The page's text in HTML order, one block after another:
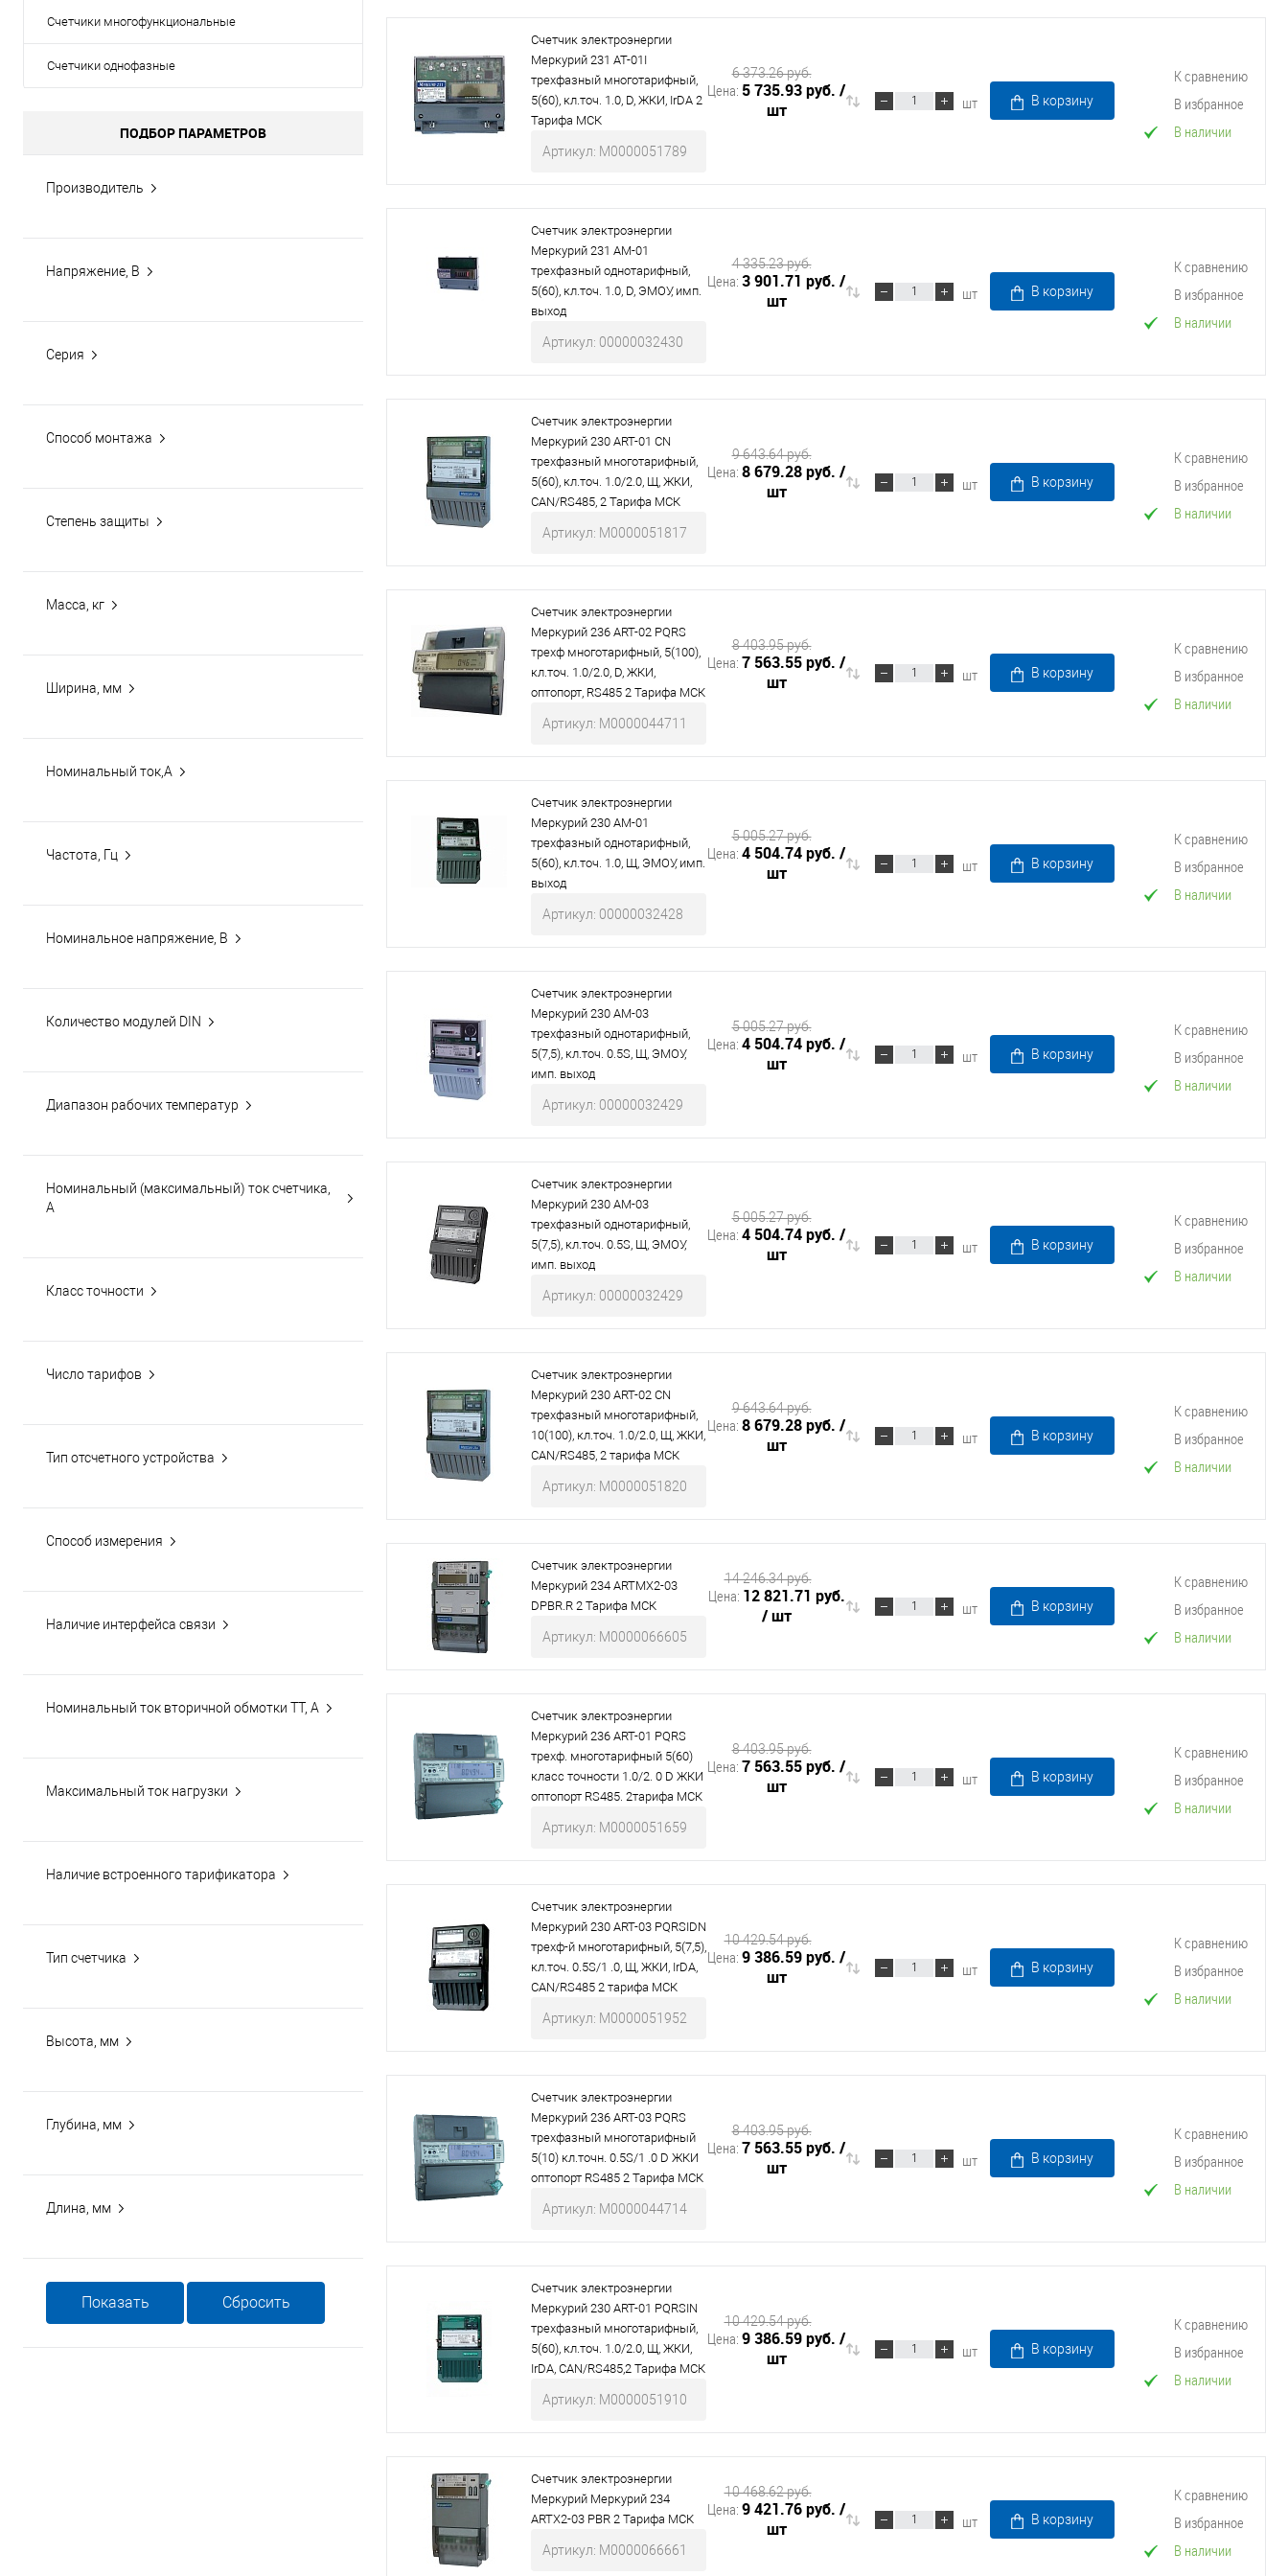
Электромонтажные изделия
Счетчики многофункциональные
Счетчики однофазные
ПОДБОР ПАРАМЕТРОВ
Производитель
Напряжение, В
Серия
Способ монтажа
Степень защиты
Масса, кг
Ширина, мм
Номинальный ток,А
Частота, Гц
Номинальное напряжение, В
Количество модулей DIN
Диапазон рабочих температур
Номинальный (максимальный) ток счетчика,
А
Класс точности
Число тарифов
Тип отсчетного устройства
Способ измерения
Наличие интерфейса связи
Номинальный ток вторичной обмотки ТТ, А
Максимальный ток нагрузки
Наличие встроенного тарификатора
Тип счетчика
Высота, мм
Глубина, мм
Длина, мм
Счетчик электроэнергии
Меркурий 231 АТ-01I
трехфазный многотарифный,
5(60), кл.точ. 1.0, D, ЖКИ, IrDA 2
Тарифа МСК
Артикул: М0000051789
Цена: 5 735.93 руб. /
шт
6 373.26 руб.
шт В корзину
К сравнению
В избранное
В наличии
Счетчик электроэнергии
Меркурий 231 АМ-01
трехфазный однотарифный,
5(60), кл.точ. 1.0, D, ЭМОУ, имп.
выход
Артикул: 00000032430
Цена: 3 901.71 руб. /
шт
4 335.23 руб.
шт В корзину
К сравнению
В избранное
В наличии
Счетчик электроэнергии
Меркурий 230 АRT-01 СN
трехфазный многотарифный,
5(60), кл.точ. 1.0/2.0, Щ, ЖКИ,
CAN/RS485, 2 Тарифа МСК
Артикул: М0000051817
Цена: 8 679.28 руб. /
шт
9 643.64 руб.
шт В корзину
К сравнению
В избранное
В наличии
Счетчик электроэнергии
Меркурий 236 АRT-02 PQRS
трехф многотарифный, 5(100),
кл.точ. 1.0/2.0, D, ЖКИ,
оптопорт, RS485 2 Тарифа МСК
Артикул: М0000044711
Цена: 7 563.55 руб. /
шт
8 403.95 руб.
шт В корзину
К сравнению
В избранное
В наличии
Счетчик электроэнергии
Меркурий 230 АМ-01
трехфазный однотарифный,
5(60), кл.точ. 1.0, Щ, ЭМОУ, имп.
выход
Артикул: 00000032428
Цена: 4 504.74 руб. /
шт
5 005.27 руб.
шт В корзину
К сравнению
В избранное
В наличии
Счетчик электроэнергии
Меркурий 230 АМ-03
трехфазный однотарифный,
5(7,5), кл.точ. 0.5S, Щ, ЭМОУ,
имп. выход
Артикул: 00000032429
Цена: 4 504.74 руб. /
шт
5 005.27 руб.
шт В корзину
К сравнению
В избранное
В наличии
Счетчик электроэнергии
Меркурий 230 АМ-03
трехфазный однотарифный,
5(7,5), кл.точ. 0.5S, Щ, ЭМОУ,
имп. выход
Артикул: 00000032429
Цена: 4 504.74 руб. /
шт
5 005.27 руб.
шт В корзину
К сравнению
В избранное
В наличии
Счетчик электроэнергии
Меркурий 230 АRT-02 СN
трехфазный многотарифный,
10(100), кл.точ. 1.0/2.0, Щ, ЖКИ,
CAN/RS485, 2 тарифа МСК
Артикул: М0000051820
Цена: 8 679.28 руб. /
шт
9 643.64 руб.
шт В корзину
К сравнению
В избранное
В наличии
Счетчик электроэнергии
Меркурий 234 ARTMX2-03
DPBR.R 2 Тарифа МСК
Артикул: М0000066605
Цена: 12 821.71 руб.
/ шт
14 246.34 руб.
шт В корзину
К сравнению
В избранное
В наличии
Счетчик электроэнергии
Меркурий 236 АRT-01 PQRS
трехф. многотарифный 5(60)
класс точности 1.0/2. 0 D ЖКИ
оптопорт RS485. 2тарифа МСК
Артикул: М0000051659
Цена: 7 563.55 руб. /
шт
8 403.95 руб.
шт В корзину
К сравнению
В избранное
В наличии
Счетчик электроэнергии
Меркурий 230 АRT-03 PQRSIDN
трехф-й многотарифный, 5(7,5),
кл.точ. 0.5S/1 .0, Щ, ЖКИ, IrDA,
CAN/RS485 2 тарифа МСК
Артикул: М0000051952
Цена: 9 386.59 руб. /
шт
10 429.54 руб.
шт В корзину
К сравнению
В избранное
В наличии
Счетчик электроэнергии
Меркурий 236 АRT-03 PQRS
трехфазный многотарифный
5(10) кл.точн. 0.5S/1 .0 D ЖКИ
оптопорт RS485 2 Тарифа МСК
Артикул: М0000044714
Цена: 7 563.55 руб. /
шт
8 403.95 руб.
шт В корзину
К сравнению
В избранное
В наличии
Счетчик электроэнергии
Меркурий 230 АRT-01 PQRSIN
трехфазный многотарифный,
5(60), кл.точ. 1.0/2.0, Щ, ЖКИ,
IrDA, CAN/RS485,2 Тарифа МСК
Артикул: М0000051910
Цена: 9 386.59 руб. /
шт
10 429.54 руб.
шт В корзину
К сравнению
В избранное
В наличии
Счетчик электроэнергии
Меркурий Меркурий 234
ARTX2-03 PBR 2 Тарифа МСК
Артикул: М0000066661
Цена: 9 421.76 руб. /
шт
10 468.62 руб.
шт В корзину
К сравнению
В избранное
В наличии